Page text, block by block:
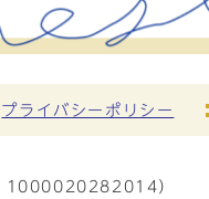
プライバシーポリシー
1000020282014）